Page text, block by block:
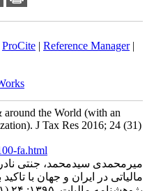
|ProCite|Reference Manager
around the World (with an
J Tax Res 2016; 24 (31)
fa.html
میرمحمدی سیدمحمد، جنتی
مالیاتی در ایران و جهان با تاکید